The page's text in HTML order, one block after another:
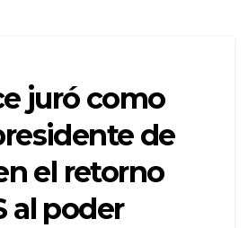
juró como
de
el retorno
al poder